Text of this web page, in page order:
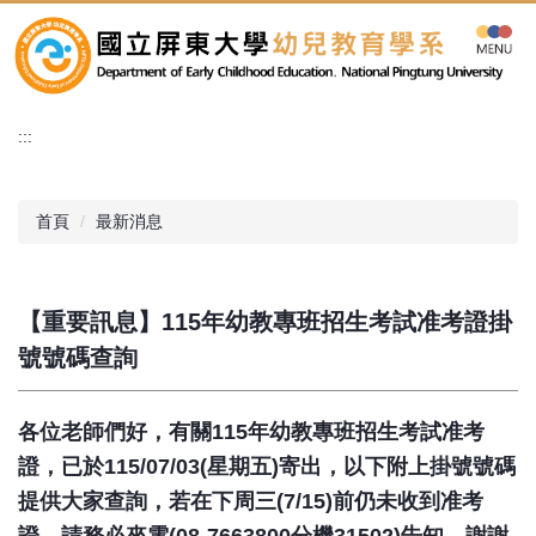
到
主
容
:::
首頁 最新消息
【重要訊息】115年幼教專班招生考試准考證掛
號號碼查詢
各位老師們好，有關115年幼教專班招生考試准考
證，已於115/07/03(星期五)寄出，以下附上掛號號碼
提供大家查詢，若在下周三(7/15)前仍未收到准考